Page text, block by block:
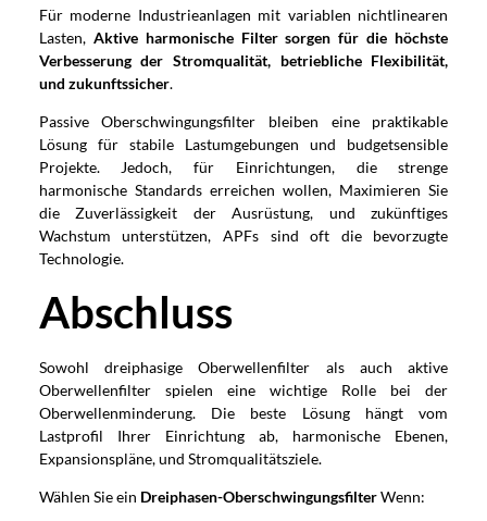
Für moderne Industrieanlagen mit variablen nichtlinearen
Lasten, Aktive harmonische Filter sorgen für die höchste
Verbesserung der Stromqualität, betriebliche Flexibilität,
und zukunftssicher.
Passive Oberschwingungsfilter bleiben eine praktikable
Lösung für stabile Lastumgebungen und budgetsensible
Projekte. Jedoch, für Einrichtungen, die strenge
harmonische Standards erreichen wollen, Maximieren Sie
die Zuverlässigkeit der Ausrüstung, und zukünftiges
Wachstum unterstützen, APFs sind oft die bevorzugte
Technologie.
Abschluss
Sowohl dreiphasige Oberwellenfilter als auch aktive
Oberwellenfilter spielen eine wichtige Rolle bei der
Oberwellenminderung. Die beste Lösung hängt vom
Lastprofil Ihrer Einrichtung ab, harmonische Ebenen,
Expansionspläne, und Stromqualitätsziele.
Wählen Sie ein Dreiphasen-OberschwingungsfilterWenn: